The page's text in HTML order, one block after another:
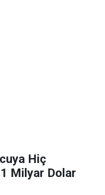
Hiç
1 Milyar Dolar